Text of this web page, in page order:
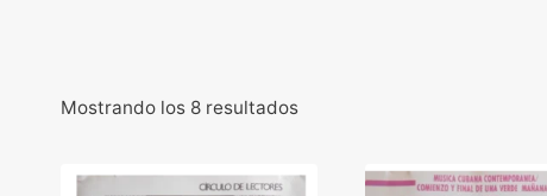
Mostrando los 8 resultados